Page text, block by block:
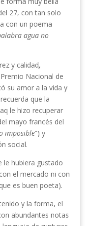
27, con tan solo
con un poema
agua no
y calidad,
Nacional de
su amor a la vida y
que la
le hizo recuperar
mayo francés del
imposible”) y
social.
le hubiera gustado
el mercado ni con
es buen poeta).
y la forma, el
abundantes notas